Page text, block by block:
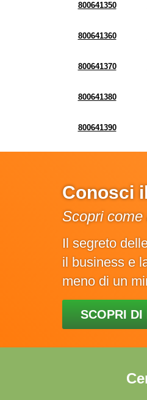
800641350
800641360
800641370
800641380
800641390
Conosci
Scopri
Il segreto
il business e
meno di un
SCOPRI DI